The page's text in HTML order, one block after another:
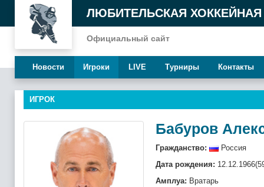
ЛЮБИТЕЛЬСКАЯ ХОККЕЙНАЯ
Официальный сайт
Новости Игроки LIVE Турниры Контакты
ИГРОК
Бабуров
Гражданство:
Россия
Дата рождения:
Амплуа: Вратарь